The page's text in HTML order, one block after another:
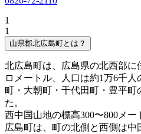
1
1
山県郡北広島町とは？
北広島町は、広島県の北西部に
ロメートル、人口は約1万6千
町・大朝町・千代田町・豊平町
た。
西中国山地の標高300〜800メ
広島町は、町の北側と西側は